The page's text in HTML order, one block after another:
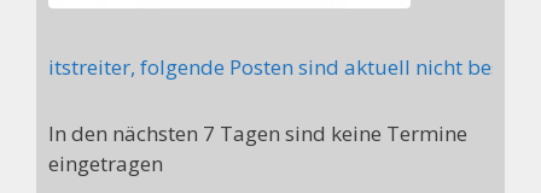
folgende Posten sind aktuell nicht
In den nächsten 7 Tagen sind keine Termine
eingetragen